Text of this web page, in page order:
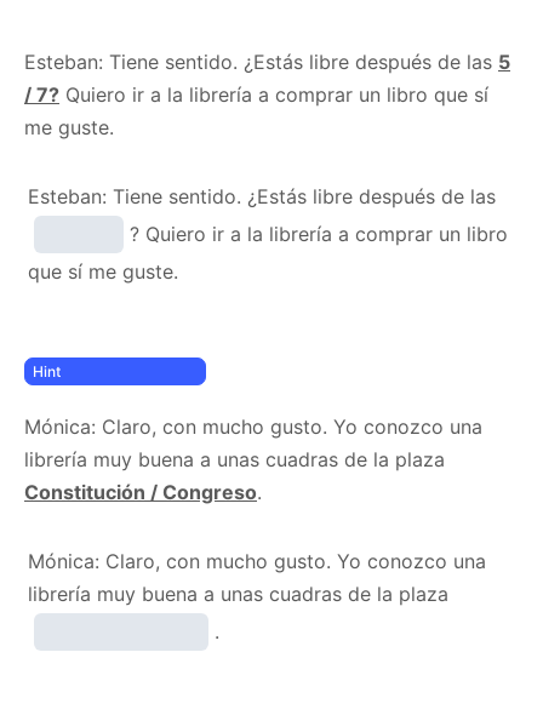
Esteban: Tiene sentido. ¿Estás libre después de las 5
/ 7? Quiero ir a la librería a comprar un libro que sí
me guste.
Esteban: Tiene sentido. ¿Estás libre después de las
? Quiero ir a la librería a comprar un libro
que sí me guste.
Mónica: Claro, con mucho gusto. Yo conozco una
librería muy buena a unas cuadras de la plaza
Constitución / Congreso.
Mónica: Claro, con mucho gusto. Yo conozco una
librería muy buena a unas cuadras de la plaza
.